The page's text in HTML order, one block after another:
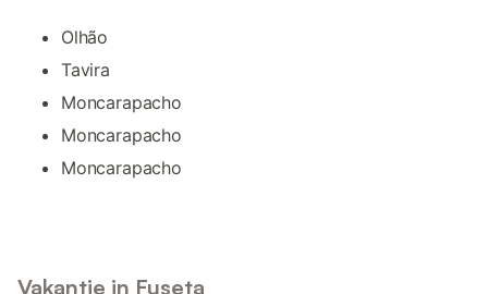
Olhão
Tavira
Moncarapacho
Moncarapacho
Moncarapacho
Vakantie in Fuseta